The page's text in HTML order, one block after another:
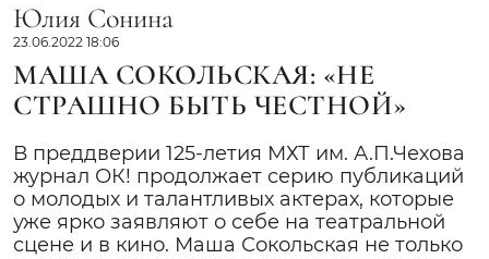
Юлия Сонина
23.06.2022 18:06
МАША СОКОЛЬСКАЯ: «НЕ
СТРАШНО БЫТЬ ЧЕСТНОЙ»
В преддверии 125-летия МХТ им. А.П.Чехова
журнал ОК! продолжает серию публикаций
о молодых и талантливых актерах, которые
уже ярко заявляют о себе на театральной
сцене и в кино. Маша Сокольская не только